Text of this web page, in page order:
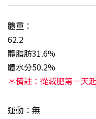
體重：
62.2
體脂肪31.6%
體水分50.2%
＊備註：從減肥第一天
運動：無